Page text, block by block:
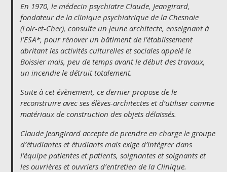
En 1970, le médecin psychiatre Claude, Jeangirard,
fondateur de la clinique psychiatrique de la Chesnaie
(Loir-et-Cher), consulte un jeune architecte, enseignant à
l’ESA*, pour rénover un bâtiment de l’établissement
abritant les activités culturelles et sociales appeléle
Boissiermais, peu de temps avant le début des travaux,
un incendie le détruit totalement.
Suite à cet évènement, ce dernier propose de le
reconstruire avec ses élèves-architectes et d’utiliser comme
matériaux de construction des objets délaissés.
Claude Jeangirard accepte de prendre en charge le groupe
d’étudiantes et étudiants mais exige d’intégrer dans
l’équipe patientes et patients, soignantes et soignants et
les ouvrières et ouvriers d’entretien de la Clinique.